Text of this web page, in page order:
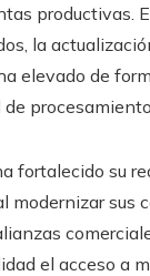
productivas.
la
elevado de
procesamiento.
fortalecido su
modernizar sus
el acceso a